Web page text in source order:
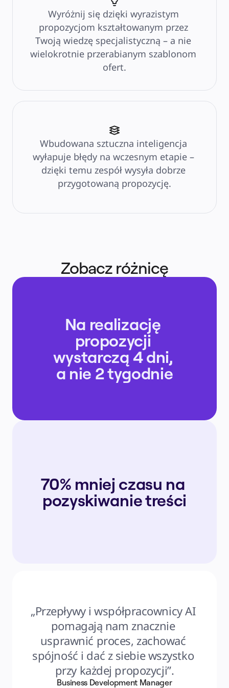
Wyróżnij się dzięki wyrazistym
propozycjom kształtowanym przez
Twoją wiedzę specjalistyczną – a nie
wielokrotnie przerabianym szablonom
ofert.
Wbudowana sztuczna inteligencja
wyłapuje błędy na wczesnym etapie –
dzięki temu zespół wysyła dobrze
przygotowaną propozycję.
Zobacz różnicę
Na realizację
propozycji
wystarczą 4 dni,
a nie 2 tygodnie
70% mniej czasu na
pozyskiwanie treści
„Przepływy i współpracownicy AI
pomagają nam znacznie
usprawnić proces, zachować
spójność i dać z siebie wszystko
przy każdej propozycji”.
Business Development Manager